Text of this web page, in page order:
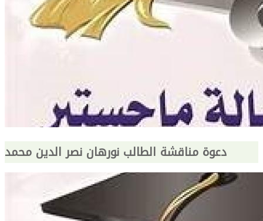
دعوة مناقشة الطالب نورهان نصر الدين محمد